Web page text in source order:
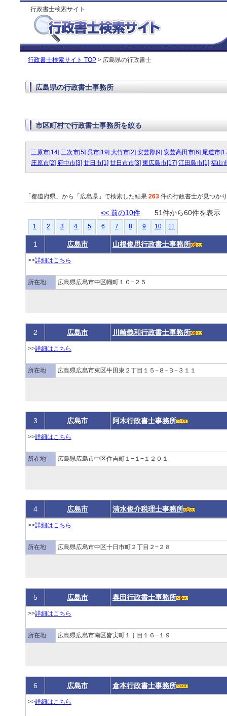
行政書士検索サイト
行政書士検索サイト TOP > 広島県の行政書士
広島県の行政書士事務所
市区町村で行政書士事務所を絞る
三原市[14] 三次市[5] 呉市[19] 大竹市[2] 安芸郡[9] 安芸高田市[6] 尾道市
庄原市[2] 府中市[3] 廿日市[1] 廿日市市[3] 東広島市[17] 江田島市[1] 福山
「都道府県」から「広島県」で検索した結果 263 件の行政書士が見つか
<< 前の10件 51件から60件を表
1 2 3 4 5 6 7 8 9 10 11
1 広島市 山根俊思行政書士事務所
>>詳細はこちら
所在地 広島県広島市中区幟町１０−２５
2 広島市 川崎義和行政書士事務所
>>詳細はこちら
所在地 広島県広島市東区牛田東２丁目１５−８−Ｂ−３１１
3 広島市 阿木行政書士事務所
>>詳細はこちら
所在地 広島県広島市中区住吉町１−１−１２０１
4 広島市 清水俊介税理士事務所
>>詳細はこちら
所在地 広島県広島市中区十日市町２丁目２−２８
5 広島市 奥田行政書士事務所
>>詳細はこちら
所在地 広島県広島市南区皆実町１丁目１６−１９
6 広島市 倉本行政書士事務所
>>詳細はこちら